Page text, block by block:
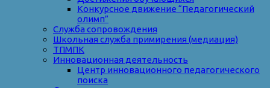
Конкурсное движение “Педагогический
олимп”
Служба сопровождения
Школьная служба примирения (медиация)
ТПМПК
Инновационная деятельность
Центр инновационного педагогического
поиска